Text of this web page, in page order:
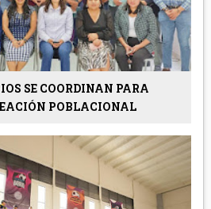
SE COORDINAN PARA
POBLACIONAL